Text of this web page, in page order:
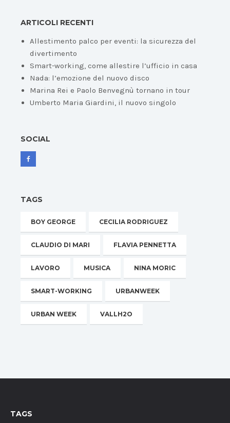
ARTICOLI RECENTI
Allestimento palco per eventi: la sicurezza del
divertimento
Smart-working, come allestire l’ufficio in casa
Nada: l’emozione del nuovo disco
Marina Rei e Paolo Benvegnù tornano in tour
Umberto Maria Giardini, il nuovo singolo
SOCIAL
TAGS
BOY GEORGE CECILIA RODRIGUEZ
CLAUDIO DI MARI FLAVIA PENNETTA
LAVORO MUSICA NINA MORIC
SMART-WORKING URBANWEEK
URBAN WEEK VALLH2O
TAGS